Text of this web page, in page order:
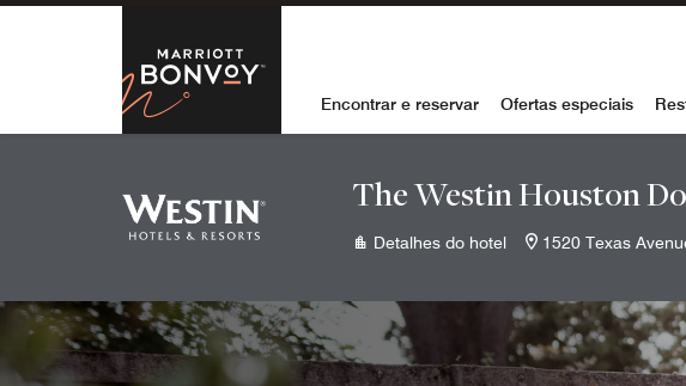
Skip to Content
Marriott Bonvoy
Encontrar e reservar Ofertas especiais
The Westin Houston
Detalhes do hotel 1520 Texas